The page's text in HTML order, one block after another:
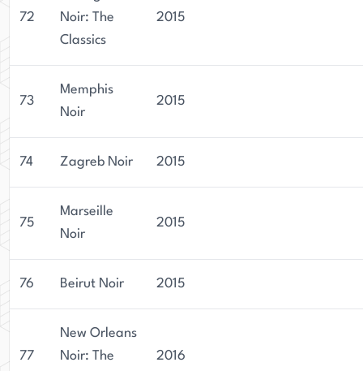
72
Noir: The
Classics
2015
73
Memphis
Noir
2015
74 Zagreb Noir 2015
75
Marseille
Noir
2015
76 Beirut Noir 2015
77
New Orleans
Noir: The
2016